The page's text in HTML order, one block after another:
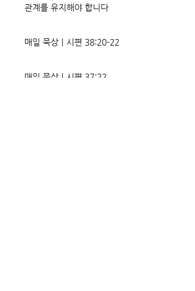
관계를 유지해야 합니다
매일 묵상ㅣ시편 38:20-22
매일 묵상ㅣ시편 37:22